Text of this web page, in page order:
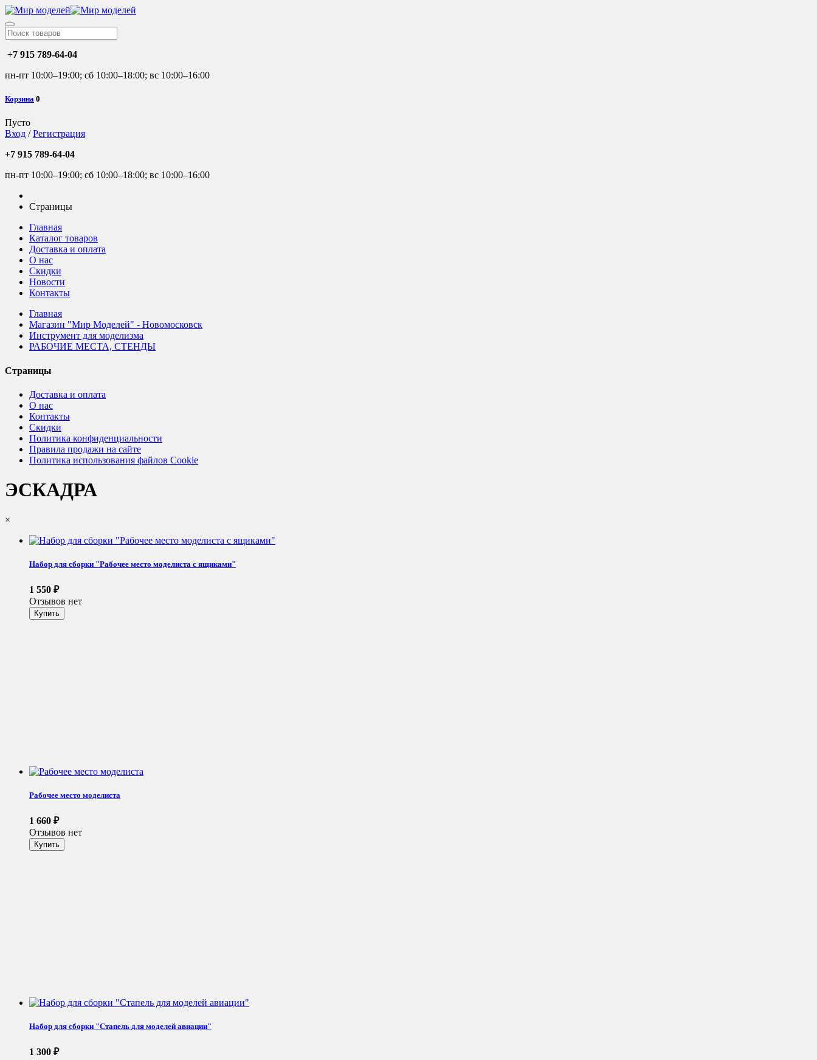
+7 915 789-64-04
пн-пт 10:00–19:00; сб 10:00–18:00; вс 10:00–16:00
Корзина 0
Пусто
Вход /Регистрация
+7 915 789-64-04
пн-пт 10:00–19:00; сб 10:00–18:00; вс 10:00–16:00
Страницы
Главная
Каталог товаров
Доставка и оплата
О нас
Скидки
Новости
Контакты
Главная
Магазин "Мир Моделей" - Новомосковск
Инструмент для моделизма
РАБОЧИЕ МЕСТА, СТЕНДЫ
Страницы
Доставка и оплата
О нас
Контакты
Скидки
Политика конфиденциальности
Правила продажи на сайте
Политика использования файлов Cookie
ЭСКАДРА
×
Набор для сборки "Рабочее место моделиста с ящиками"
1 550 ₽
Отзывов нет
Рабочее место моделиста
1 660 ₽
Отзывов нет
Набор для сборки "Стапель для моделей авиации"
1 300 ₽